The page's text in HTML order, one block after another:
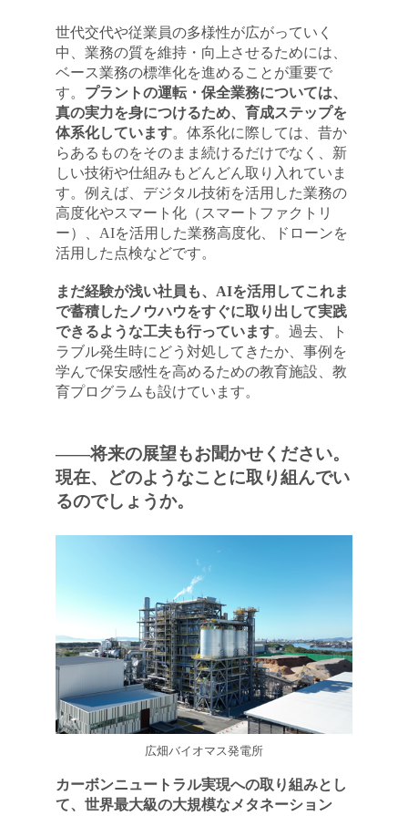
世代交代や従業員の多様性が広がっていく
中、業務の質を維持・向上させるためには、
ベース業務の標準化を進めることが重要で
す。 プラントの運転・保全業務については、
真の実力を身につけるため、育成ステップを
体系化しています。体系化に際しては、昔か
らあるものをそのまま続けるだけでなく、新
しい技術や仕組みもどんどん取り入れていま
す。例えば、デジタル技術を活用した業務の
高度化やスマート化（スマートファクトリ
ー）、AIを活用した業務高度化、ドローンを
活用した点検などです。
まだ経験が浅い社員も、AIを活用してこれま
で蓄積したノウハウをすぐに取り出して実践
できるような工夫も行っています。過去、ト
ラブル発生時にどう対処してきたか、事例を
学んで保安感性を高めるための教育施設、教
育プログラムも設けています。
――将来の展望もお聞かせください。
現在、どのようなことに取り組んでい
るのでしょうか。
広畑バイオマス発電所
カーボンニュートラル実現への取り組みとし
て、世界最大級の大規模なメタネーション